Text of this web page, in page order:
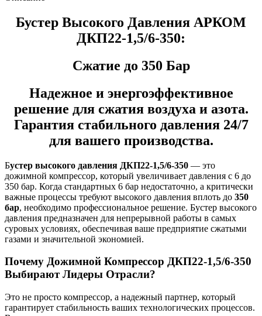
Бустер Высокого Давления АРКОМ
ДКП22-1,5/6-350:
Сжатие до 350 Бар
Надежное и энергоэффективное
решение для сжатия воздуха и азота.
Гарантия стабильного давления 24/7
для вашего производства.
Бустер высокого давления ДКП22-1,5/6-350 — это
дожимной компрессор, который увеличивает давления с 6 до
350 бар. Когда стандартных 6 бар недостаточно, а критически
важные процессы требуют высокого давления вплоть до 350
бар, необходимо профессиональное решение. Бустер высокого
давления предназначен для непрерывной работы в самых
суровых условиях, обеспечивая ваше предприятие сжатыми
газами и значительной экономией.
Почему Дожимной Компрессор ДКП22-1,5/6-350
Выбирают Лидеры Отрасли?
Это не просто компрессор, а надежный партнер, который
гарантирует стабильность ваших технологических процессов.